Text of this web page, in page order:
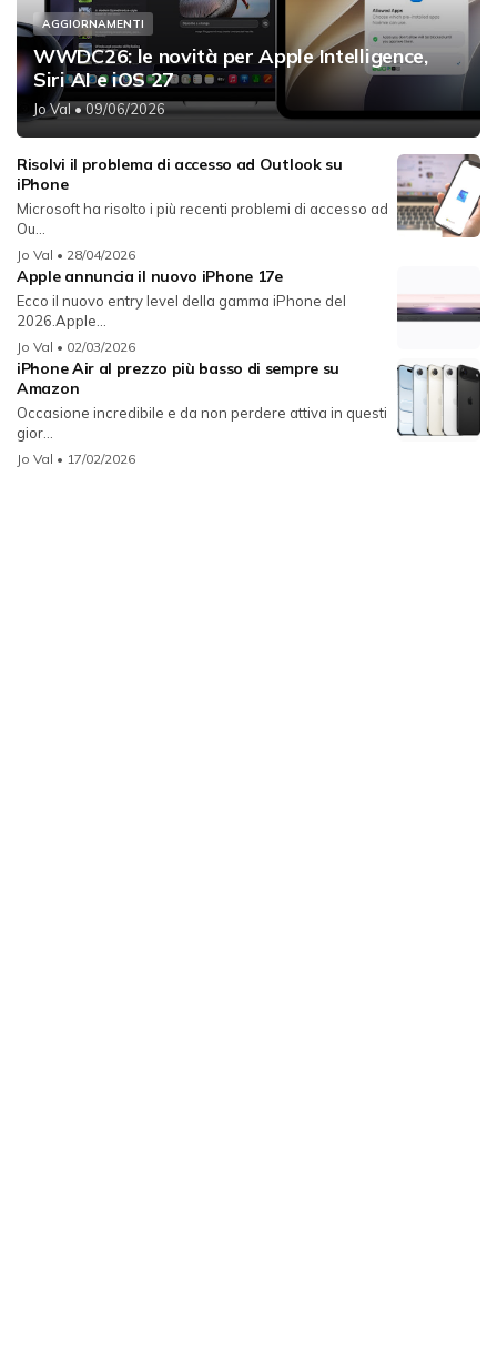
AGGIORNAMENTI
WWDC26: le novità per Apple Intelligence,
Siri AI e iOS 27
Jo Val• 09/06/2026
Risolvi il problema di accesso ad Outlook su
iPhone
Microsoft ha risolto i più recenti problemi di accesso ad
Ou...
Jo Val • 28/04/2026
Apple annuncia il nuovo iPhone 17e
Ecco il nuovo entry level della gamma iPhone del
2026.Apple...
Jo Val • 02/03/2026
iPhone Air al prezzo più basso di sempre su
Amazon
Occasione incredibile e da non perdere attiva in questi
gior...
Jo Val • 17/02/2026